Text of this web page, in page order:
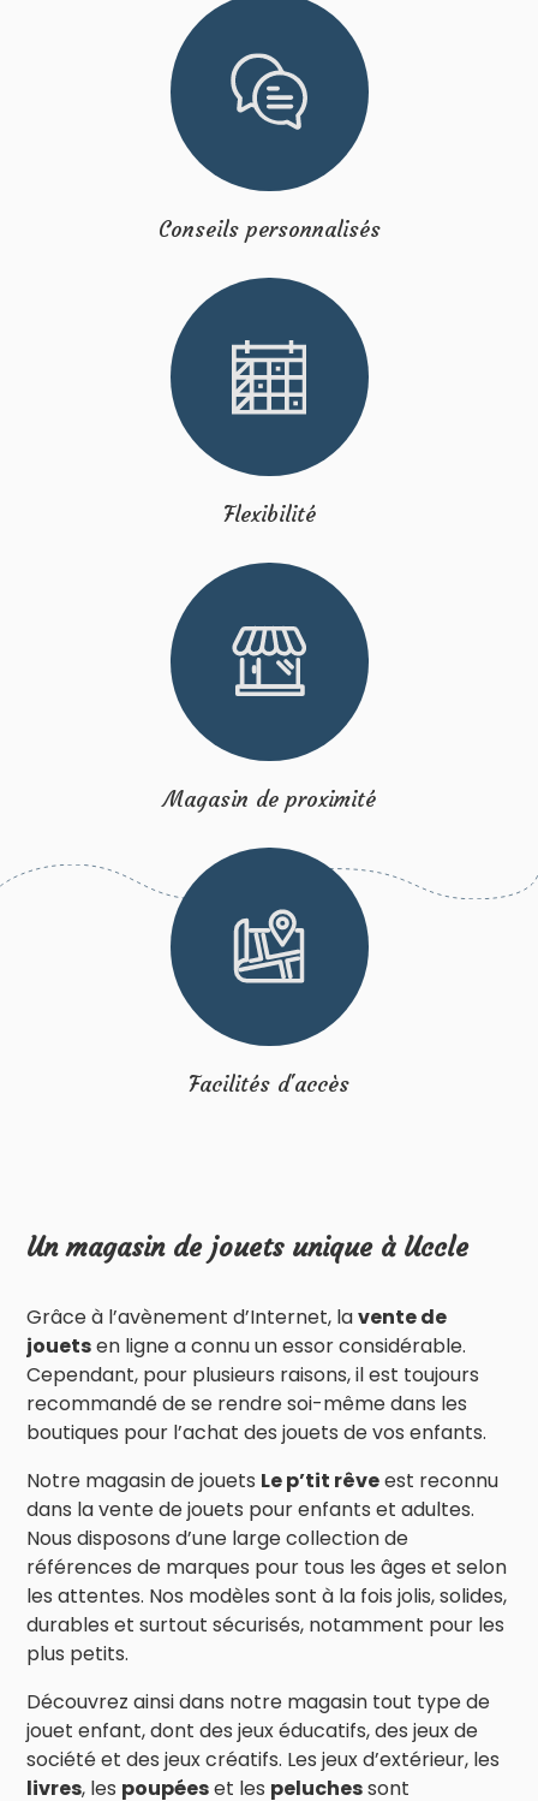
Conseils personnalisés
Flexibilité
Magasin de proximité
Facilités d'accès
Un magasin de jouets unique à Uccle
Grâce à l’avènement d’Internet, lavente de
jouetsen ligne a connu un essor considérable.
Cependant, pour plusieurs raisons, il est toujours
recommandé de se rendre soi-même dans les
boutiques pour l’achat des jouets de vos enfants.
Notre magasin de jouets Le p’tit rêveest reconnu
dans la vente de jouets pour enfants et adultes.
Nous disposons d’une large collection de
références de marques pour tous les âges et selon
les attentes. Nos modèles sont à la fois jolis, solides,
durables et surtout sécurisés, notamment pour les
plus petits.
Découvrez ainsi dans notre magasin tout type de
jouet enfant, dont des jeux éducatifs, des jeux de
société et des jeux créatifs. Les jeux d’extérieur, les
livres, les poupéeset les peluchessont